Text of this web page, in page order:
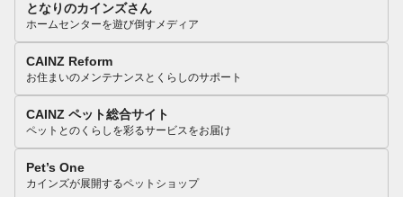
となりのカインズさん
ホームセンターを遊び倒すメディア
CAINZ Reform
お住まいのメンテナンスとくらしのサポート
CAINZ ペット総合サイト
ペットとのくらしを彩るサービスをお届け
Pet’s One
カインズが展開するペットショップ